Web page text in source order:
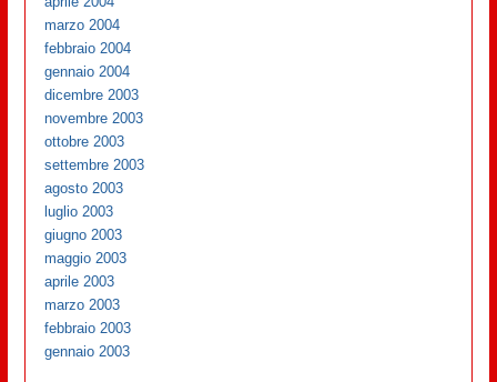
marzo 2004
febbraio 2004
gennaio 2004
dicembre 2003
novembre 2003
ottobre 2003
settembre 2003
agosto 2003
luglio 2003
giugno 2003
maggio 2003
aprile 2003
marzo 2003
febbraio 2003
gennaio 2003